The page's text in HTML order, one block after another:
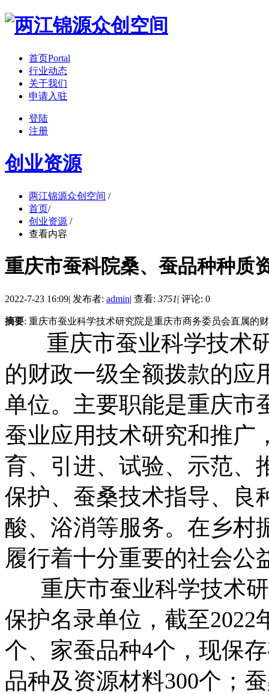
首页Portal
行业动态
关于我们
申请入驻
登陆
注册
创业资源
两江锦源众创空间 /
首页/
创业资源 /
查看内容
重庆市蚕科院桑、蚕品种种质
2022-7-23 16:09| 发布者: admin| 查看: 3751| 评论: 0
摘要: 重庆市蚕业科学技术研究院是重庆市商务委员会直属的
重庆市蚕业科学技术研
的财政一级全额拨款的应
单位。主要职能是重庆市
蚕业应用技术研究和推广
育、引进、试验、示范、
保护、蚕桑技术指导、良
酸、浴消等服务。在乡村
履行着十分重要的社会公
重庆市蚕业科学技术研
保护名录单位，截至2022
个、家蚕品种4个，现保
品种及资源材料300个；